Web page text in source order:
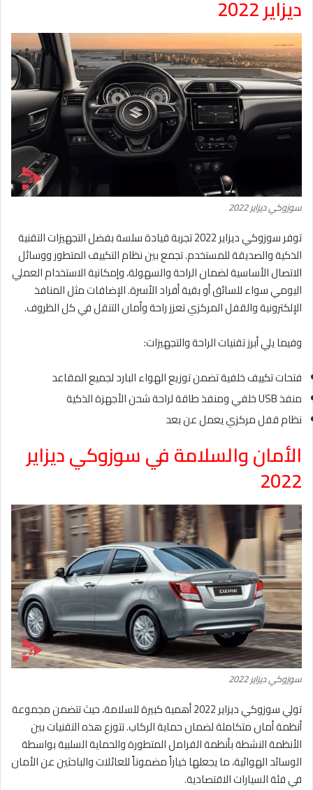
ديزاير 2022
سوزوكي ديزاير 2022
توفر سوزوكي ديزاير 2022 تجربة قيادة سلسة بفضل التجهيزات التقنية
الذكية والصديقة للمستخدم. تجمع بين نظام التكييف المتطور ووسائل
الاتصال الأساسية لضمان الراحة والسهولة، وإمكانية الاستخدام العملي
اليومي سواء للسائق أو بقية أفراد الأسرة. الإضافات مثل المنافذ
الإلكترونية والقفل المركزي تعزز راحة وأمان التنقل في كل الظروف.
وفيما يلي أبرز تقنيات الراحة والتجهيزات:
فتحات تكييف خلفية تضمن توزيع الهواء البارد لجميع المقاعد
منفذ USB خلفي ومنفذ طاقة لراحة شحن الأجهزة الذكية
نظام قفل مركزي يعمل عن بعد
الأمان والسلامة في سوزوكي ديزاير
2022
سوزوكي ديزاير 2022
تولي سوزوكي ديزاير 2022 أهمية كبيرة للسلامة، حيث تتضمن مجموعة
أنظمة أمان متكاملة لضمان حماية الركاب. تتوزع هذه التقنيات بين
الأنظمة النشطة بأنظمة الفرامل المتطورة والحماية السلبية بواسطة
الوسائد الهوائية، ما يجعلها خياراً مضموناً للعائلات والباحثين عن الأمان
في فئة السيارات الاقتصادية.